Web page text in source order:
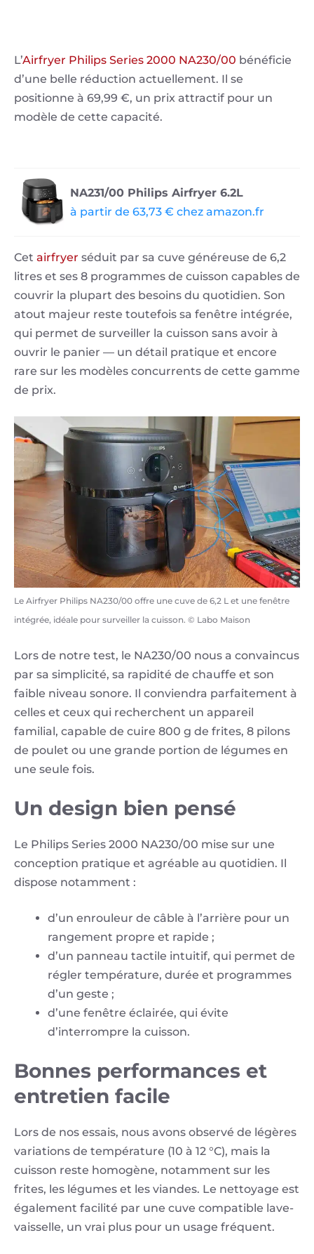
L’Airfryer Philips Series 2000 NA230/00 bénéficie
d’une belle réduction actuellement. Il se
positionne à 69,99 €, un prix attractif pour un
modèle de cette capacité.
NA231/00 Philips Airfryer 6.2L
à partir de 63,73 € chez amazon.fr
Cet airfryer séduit par sa cuve généreuse de 6,2
litres et ses 8 programmes de cuisson capables de
couvrir la plupart des besoins du quotidien. Son
atout majeur reste toutefois sa fenêtre intégrée,
qui permet de surveiller la cuisson sans avoir à
ouvrir le panier — un détail pratique et encore
rare sur les modèles concurrents de cette gamme
de prix.
Le Airfryer Philips NA230/00 offre une cuve de 6,2 L et une fenêtre
intégrée, idéale pour surveiller la cuisson. © Labo Maison
Lors de notre test, le NA230/00 nous a convaincus
par sa simplicité, sa rapidité de chauffe et son
faible niveau sonore. Il conviendra parfaitement à
celles et ceux qui recherchent un appareil
familial, capable de cuire 800 g de frites, 8 pilons
de poulet ou une grande portion de légumes en
une seule fois.
Un design bien pensé
Le Philips Series 2000 NA230/00 mise sur une
conception pratique et agréable au quotidien. Il
dispose notamment :
d’un enrouleur de câble à l’arrière pour un
rangement propre et rapide ;
d’un panneau tactile intuitif, qui permet de
régler température, durée et programmes
d’un geste ;
d’une fenêtre éclairée, qui évite
d’interrompre la cuisson.
Bonnes performances et
entretien facile
Lors de nos essais, nous avons observé de légères
variations de température (10 à 12 °C), mais la
cuisson reste homogène, notamment sur les
frites, les légumes et les viandes. Le nettoyage est
également facilité par une cuve compatible lave-
vaisselle, un vrai plus pour un usage fréquent.